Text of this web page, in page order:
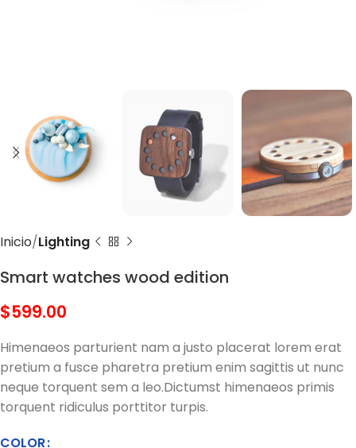
Inicio Lighting
Smart watches wood edition
$
Himenaeos parturient nam a justo placerat lorem erat
pretium a fusce pharetra pretium enim sagittis ut nunc
neque torquent sem a leo.Dictumst himenaeos primis
torquent ridiculus porttitor turpis.
COLOR